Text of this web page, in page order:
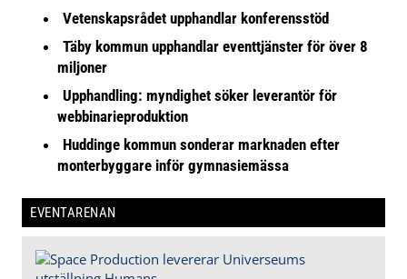
Vetenskapsrådet upphandlar konferensstöd
Täby kommun upphandlar eventtjänster för över 8
miljoner
Upphandling: myndighet söker leverantör för
webbinarieproduktion
Huddinge kommun sonderar marknaden efter
monterbyggare inför gymnasiemässa
EVENTARENAN